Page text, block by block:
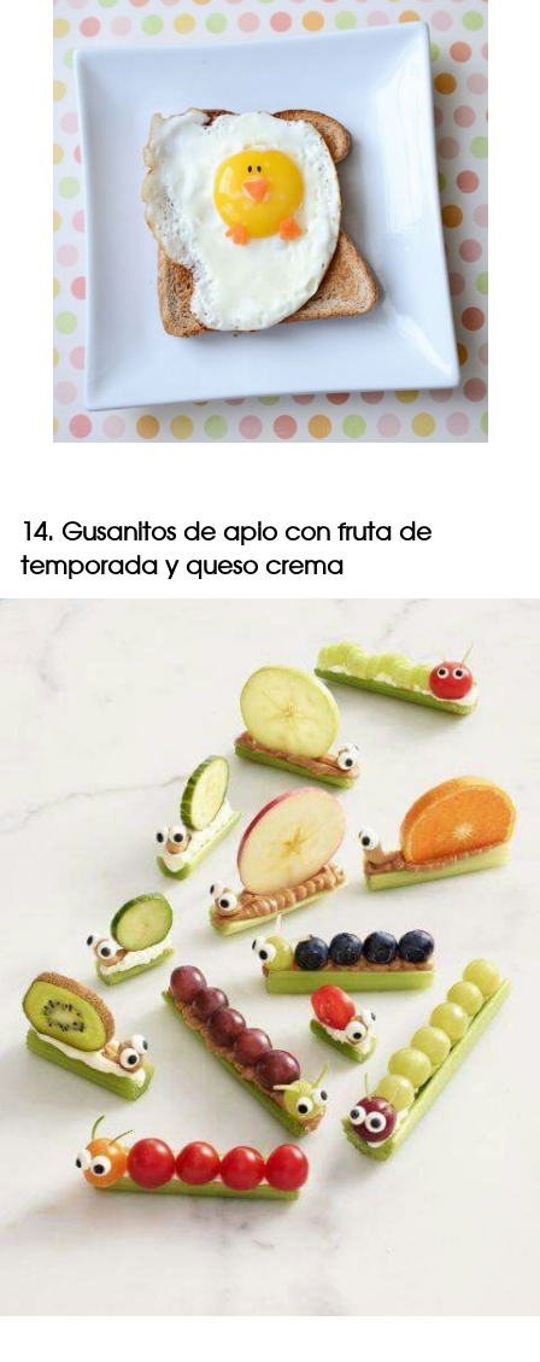
14. Gusanitos de apio con fruta de
temporada y queso crema